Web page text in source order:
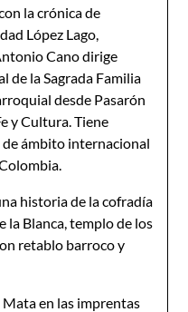
la crónica de
López Lago,
Cano dirige
de la Sagrada Familia
desde Pasarón
y Cultura. Tiene
ámbito internacional
historia de la cofradía
la Blanca, templo de los
retablo barroco y
en las imprentas